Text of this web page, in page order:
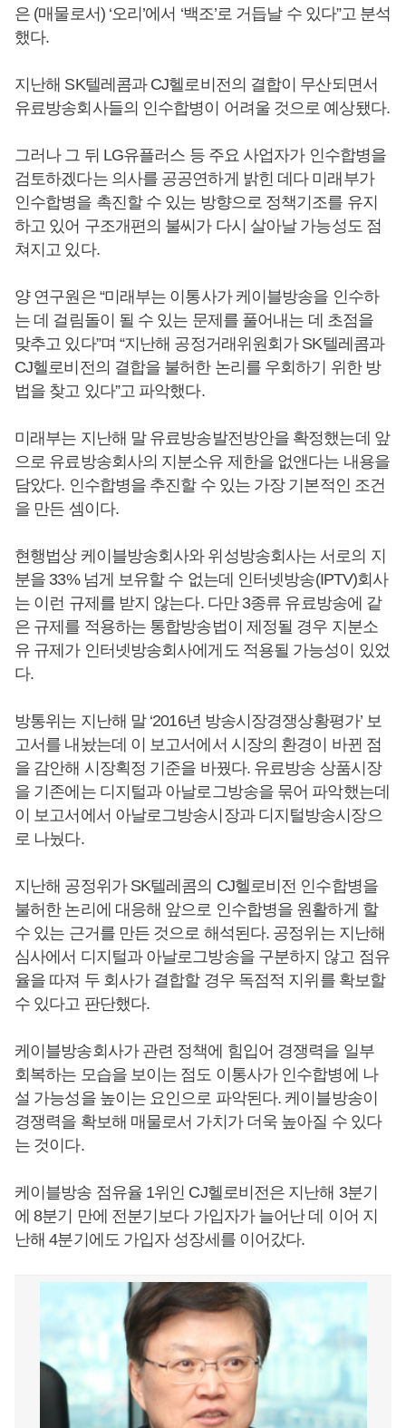
은 (매물로서) ‘오리’에서 ‘백조’로 거듭날 수 있다”고 분석
했다.
지난해 SK텔레콤과 CJ헬로비전의 결합이 무산되면서
유료방송회사들의 인수합병이 어려울 것으로 예상됐다.
그러나 그 뒤 LG유플러스 등 주요 사업자가 인수합병을
검토하겠다는 의사를 공공연하게 밝힌 데다 미래부가
인수합병을 촉진할 수 있는 방향으로 정책기조를 유지
하고 있어 구조개편의 불씨가 다시 살아날 가능성도 점
쳐지고 있다.
양 연구원은 “미래부는 이통사가 케이블방송을 인수하
는 데 걸림돌이 될 수 있는 문제를 풀어내는 데 초점을
맞추고 있다”며 “지난해 공정거래위원회가 SK텔레콤과
CJ헬로비전의 결합을 불허한 논리를 우회하기 위한 방
법을 찾고 있다”고 파악했다.
미래부는 지난해 말 유료방송발전방안을 확정했는데 앞
으로 유료방송회사의 지분소유 제한을 없앤다는 내용을
담았다. 인수합병을 추진할 수 있는 가장 기본적인 조건
을 만든 셈이다.
현행법상 케이블방송회사와 위성방송회사는 서로의 지
분을 33% 넘게 보유할 수 없는데 인터넷방송(IPTV)회사
는 이런 규제를 받지 않는다. 다만 3종류 유료방송에 같
은 규제를 적용하는 통합방송법이 제정될 경우 지분소
유 규제가 인터넷방송회사에게도 적용될 가능성이 있었
다.
방통위는 지난해 말 ‘2016년 방송시장경쟁상황평가’ 보
고서를 내놨는데 이 보고서에서 시장의 환경이 바뀐 점
을 감안해 시장획정 기준을 바꿨다. 유료방송 상품시장
을 기존에는 디지털과 아날로그방송을 묶어 파악했는데
이 보고서에서 아날로그방송시장과 디지털방송시장으
로 나눴다.
지난해 공정위가 SK텔레콤의 CJ헬로비전 인수합병을
불허한 논리에 대응해 앞으로 인수합병을 원활하게 할
수 있는 근거를 만든 것으로 해석된다. 공정위는 지난해
심사에서 디지털과 아날로그방송을 구분하지 않고 점유
율을 따져 두 회사가 결합할 경우 독점적 지위를 확보할
수 있다고 판단했다.
케이블방송회사가 관련 정책에 힘입어 경쟁력을 일부
회복하는 모습을 보이는 점도 이통사가 인수합병에 나
설 가능성을 높이는 요인으로 파악된다. 케이블방송이
경쟁력을 확보해 매물로서 가치가 더욱 높아질 수 있다
는 것이다.
케이블방송 점유율 1위인 CJ헬로비전은 지난해 3분기
에 8분기 만에 전분기보다 가입자가 늘어난 데 이어 지
난해 4분기에도 가입자 성장세를 이어갔다.